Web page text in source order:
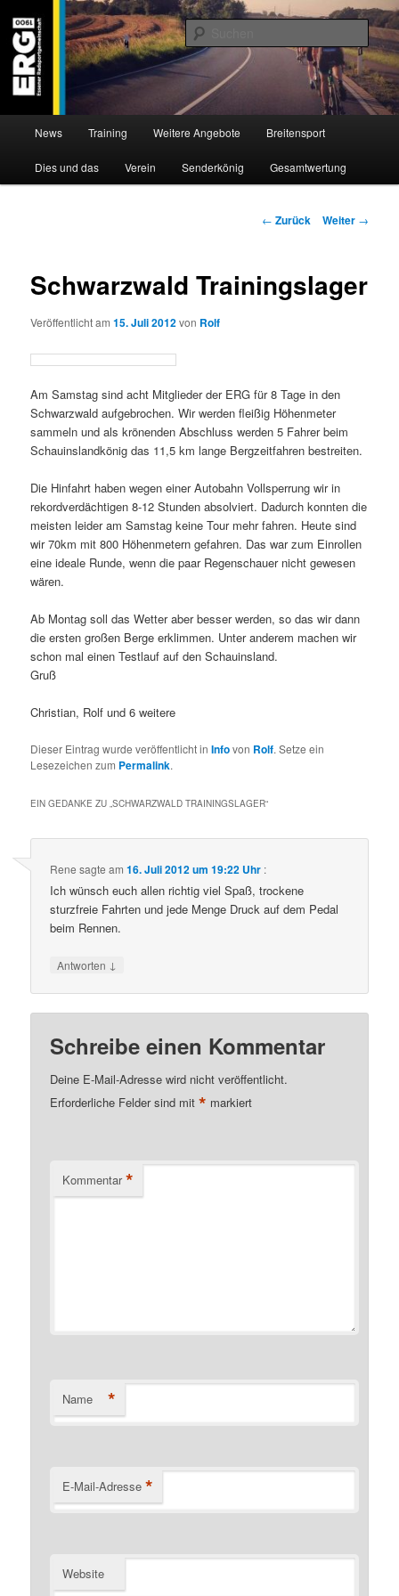
Inhalt
wechseln
ERG 1900 e.V
Willkommen bei der Essener Radsportgemeinschaft
News Training Weitere Angebote Breitensport
Dies und das Verein Senderkönig Gesamtwertung
Beitragsnavigation
← Zurück Weiter →
Schwarzwald Trainingslager
Veröffentlicht am15. Juli 2012von Rolf
Am Samstag sind acht Mitglieder der ERG für 8 Tage in den
Schwarzwald aufgebrochen. Wir werden fleißig Höhenmeter
sammeln und als krönenden Abschluss werden 5 Fahrer beim
Schauinslandkönig das 11,5 km lange Bergzeitfahren bestreiten.
Die Hinfahrt haben wegen einer Autobahn Vollsperrung wir in
rekordverdächtigen 8-12 Stunden absolviert. Dadurch konnten die
meisten leider am Samstag keine Tour mehr fahren. Heute sind
wir 70km mit 800 Höhenmetern gefahren. Das war zum Einrollen
eine ideale Runde, wenn die paar Regenschauer nicht gewesen
wären.
Ab Montag soll das Wetter aber besser werden, so das wir dann
die ersten großen Berge erklimmen. Unter anderem machen wir
schon mal einen Testlauf auf den Schauinsland.
Gruß
Christian, Rolf und 6 weitere
Dieser Eintrag wurde veröffentlicht inInfovon Rolf. Setze ein
Lesezeichen zum Permalink.
EIN GEDANKE ZU „SCHWARZWALD TRAININGSLAGER“
Rene sagte am16. Juli 2012 um 19:22 Uhr :
Ich wünsch euch allen richtig viel Spaß, trockene
sturzfreie Fahrten und jede Menge Druck auf dem Pedal
beim Rennen.
Antworten ↓
Schreibe einen Kommentar
Deine E-Mail-Adresse wird nicht veröffentlicht.
Erforderliche Felder sind mit* markiert
Kommentar *
Name *
E-Mail-Adresse *
Website